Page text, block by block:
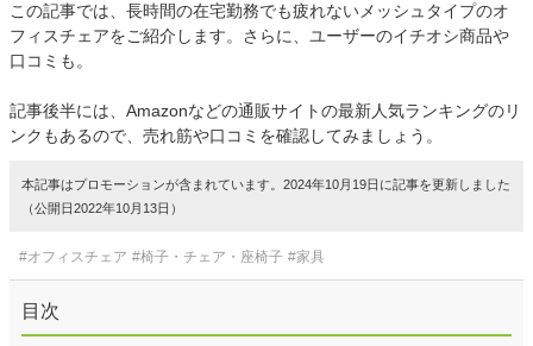
この記事では、長時間の在宅勤務でも疲れないメッシュタイプのオ
フィスチェアをご紹介します。さらに、ユーザーのイチオシ商品や
口コミも。
記事後半には、Amazonなどの通販サイトの最新人気ランキングのリ
ンクもあるので、売れ筋や口コミを確認してみましょう。
本記事はプロモーションが含まれています。2024年10月19日に記事を更新しました
（公開日2022年10月13日）
#オフィスチェア #椅子・チェア・座椅子 #家具
目次